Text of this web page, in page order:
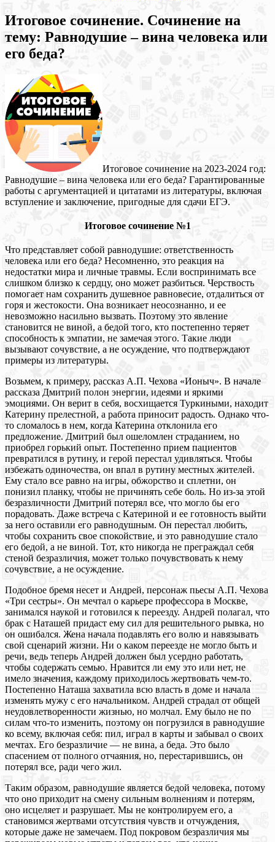
Итоговое сочинение. Сочинение на
тему: Равнодушие – вина человека или
его беда?
Итоговое сочинение на 2023-2024 год:
Равнодушие – вина человека или его беда? Гарантированные
работы с аргументацией и цитатами из литературы, включая
вступление и заключение, пригодные для сдачи ЕГЭ.
Итоговое сочинение №1
Что представляет собой равнодушие: ответственность
человека или его беда? Несомненно, это реакция на
недостатки мира и личные травмы. Если воспринимать все
слишком близко к сердцу, оно может разбиться. Черствость
помогает нам сохранить душевное равновесие, отдалиться от
горя и жестокости. Она возникает неосознанно, и ее
невозможно насильно вызвать. Поэтому это явление
становится не виной, а бедой того, кто постепенно теряет
способность к эмпатии, не замечая этого. Такие люди
вызывают сочувствие, а не осуждение, что подтверждают
примеры из литературы.
Возьмем, к примеру, рассказ А.П. Чехова «Ионыч». В начале
рассказа Дмитрий полон энергии, идеями и яркими
эмоциями. Он верит в себя, восхищается Туркиными, находит
Катерину прелестной, а работа приносит радость. Однако что-
то сломалось в нем, когда Катерина отклонила его
предложение. Дмитрий был ошеломлен страданием, но
приобрел горький опыт. Постепенно прием пациентов
превратился в рутину, и герой перестал удивляться. Чтобы
избежать одиночества, он впал в рутину местных жителей.
Ему стало все равно на игры, обжорство и сплетни, он
понизил планку, чтобы не причинять себе боль. Но из-за этой
безразличности Дмитрий потерял все, что могло бы его
порадовать. Даже встреча с Катериной и ее готовность выйти
за него оставили его равнодушным. Он перестал любить,
чтобы сохранить свое спокойствие, и это равнодушие стало
его бедой, а не виной. Тот, кто никогда не преграждал себя
стеной безразличия, может только почувствовать к нему
сочувствие, а не осуждение.
Подобное бремя несет и Андрей, персонаж пьесы А.П. Чехова
«Три сестры». Он мечтал о карьере профессора в Москве,
занимался наукой и готовился к переезду. Андрей полагал, что
брак с Наташей придаст ему сил для решительного рывка, но
он ошибался. Жена начала подавлять его волю и навязывать
свой сценарий жизни. Ни о каком переезде не могло быть и
речи, ведь теперь Андрей должен был усердно работать,
чтобы содержать семью. Нравится ли ему это или нет, не
имело значения, каждому приходилось жертвовать чем-то.
Постепенно Наташа захватила всю власть в доме и начала
изменять мужу с его начальником. Андрей страдал от общей
неудовлетворенности жизнью, но молчал. Ему было не по
силам что-то изменить, поэтому он погрузился в равнодушие
ко всему, включая себя: пил, играл в карты и забывал о своих
мечтах. Его безразличие — не вина, а беда. Это было
спасением от полного отчаяния, но, перестарившись, он
потерял все, ради чего жил.
Таким образом, равнодушие является бедой человека, потому
что оно приходит на смену сильным волнениям и потерям,
оно исцеляет и разрушает. Мы не контролируем его, а
становимся жертвами отсутствия чувств и отчуждения,
которые даже не замечаем. Под покровом безразличия мы